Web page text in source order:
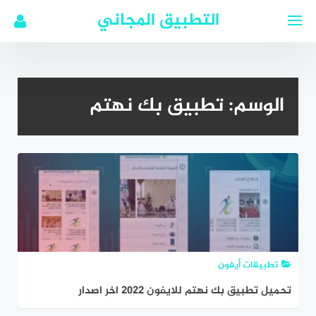
التطبيق المجاني
الوسم:تطبيق بك نهتم
تطبيقات أيفون
تحميل تطبيق بك نهتم للايفون 2022 اخر اصدار